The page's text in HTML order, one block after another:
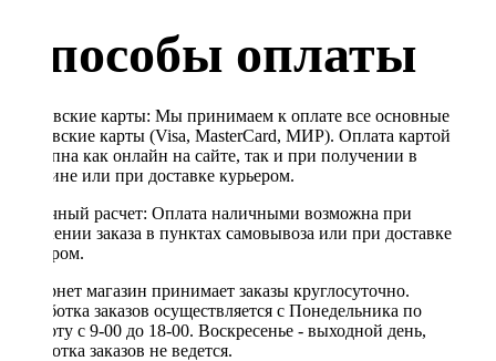
Способы оплаты
Банковские карты: Мы принимаем к оплате все основные
банковские карты (Visa, MasterCard, МИР). Оплата картой
доступна как онлайн на сайте, так и при получении в
магазине или при доставке курьером.
Наличный расчет: Оплата наличными возможна при
получении заказа в пунктах самовывоза или при доставке
курьером.
Интернет магазин принимает заказы круглосуточно.
Обработка заказов осуществляется с Понедельника по
Субботу с 9-00 до 18-00. Воскресенье - выходной день,
обработка заказов не ведется.